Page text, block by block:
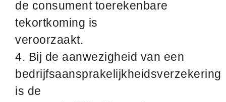
de consument toerekenbare
tekortkoming is
veroorzaakt.
4. Bij de aanwezigheid van een
bedrijfsaansprakelijkheidsverzekering
is de